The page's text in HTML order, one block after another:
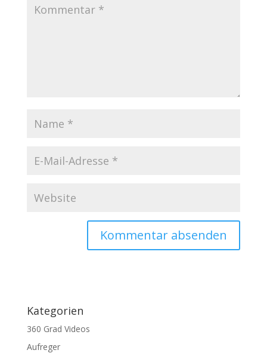
Kategorien
360 Grad Videos
Aufreger